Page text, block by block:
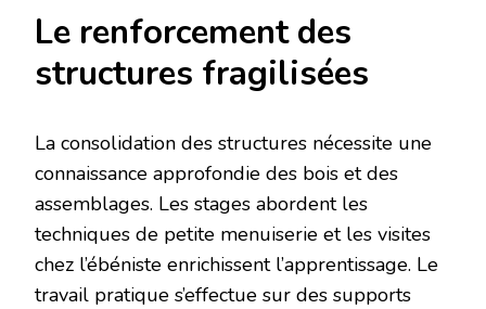
Le renforcement des
structures fragilisées
La consolidation des structures nécessite une
connaissance approfondie des bois et des
assemblages. Les stages abordent les
techniques de petite menuiserie et les visites
chez l’ébéniste enrichissent l’apprentissage. Le
travail pratique s’effectue sur des supports